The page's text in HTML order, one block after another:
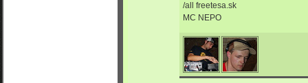
/all freetesa.sk
MC NEPO